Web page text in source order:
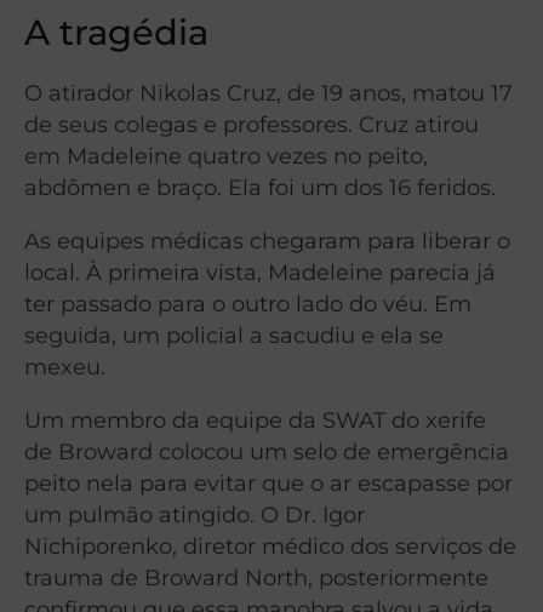
A tragédia
O atirador Nikolas Cruz, de 19 anos, matou 17
de seus colegas e professores. Cruz atirou
em Madeleine quatro vezes no peito,
abdômen e braço. Ela foi um dos 16 feridos.
As equipes médicas chegaram para liberar o
local. À primeira vista, Madeleine parecia já
ter passado para o outro lado do véu. Em
seguida, um policial a sacudiu e ela se
mexeu.
Um membro da equipe da SWAT do xerife
de Broward colocou um selo de emergência
peito nela para evitar que o ar escapasse por
um pulmão atingido. O Dr. Igor
Nichiporenko, diretor médico dos serviços de
trauma de Broward North, posteriormente